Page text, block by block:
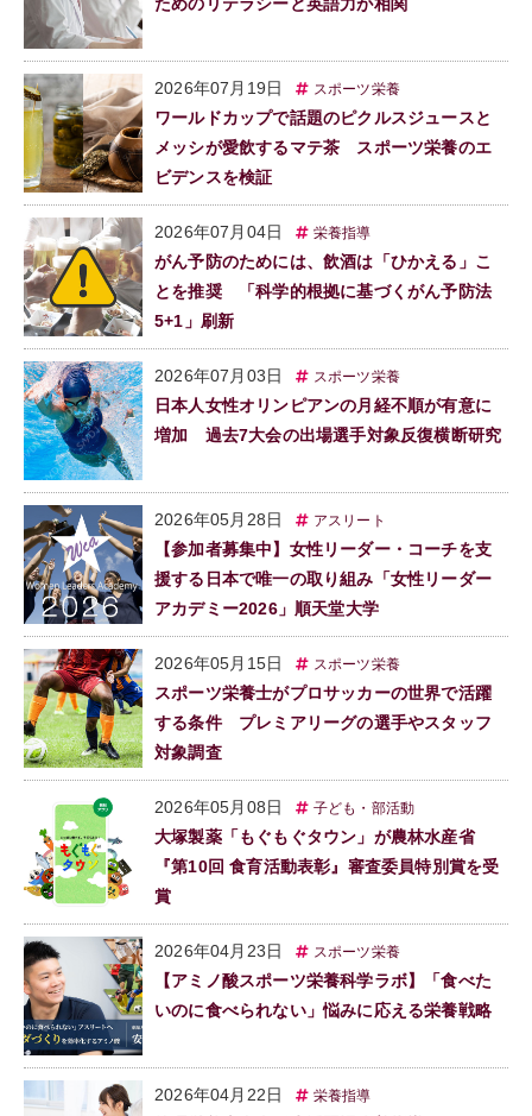
2026年07月19日 スポーツ栄養
ワールドカップで話題のピクルスジュースと
メッシが愛飲するマテ茶 スポーツ栄養のエ
ビデンスを検証
2026年07月04日 栄養指導
がん予防のためには、飲酒は「ひかえる」こ
とを推奨 「科学的根拠に基づくがん予防法
5+1」刷新
2026年07月03日 スポーツ栄養
日本人女性オリンピアンの月経不順が有意に
増加 過去7大会の出場選手対象反復横断研究
2026年05月28日 アスリート
【参加者募集中】女性リーダー・コーチを支
援する日本で唯一の取り組み「女性リーダー
アカデミー2026」順天堂大学
2026年05月15日 スポーツ栄養
スポーツ栄養士がプロサッカーの世界で活躍
する条件 プレミアリーグの選手やスタッフ
対象調査
2026年05月08日 子ども・部活動
大塚製薬「もぐもぐタウン」が農林水産省
『第10回 食育活動表彰』審査委員特別賞を受
賞
2026年04月23日 スポーツ栄養
【アミノ酸スポーツ栄養科学ラボ】「食べた
いのに食べられない」悩みに応える栄養戦略
2026年04月22日 栄養指導